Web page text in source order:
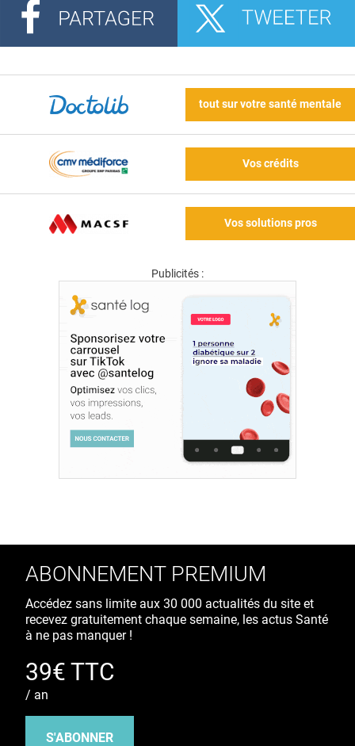
tout sur votre santé mentale
Vos crédits
Vos solutions pros
Publicités :
ABONNEMENT PREMIUM
Accédez sans limite aux 30 000 actualités du site et
recevez gratuitement chaque semaine, les actus Santé
à ne pas manquer !
39€ TTC
/ an
S'ABONNER